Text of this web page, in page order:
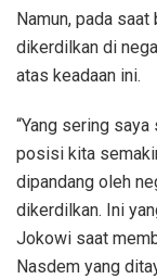
Namun, pada
dikerdilkan di
atas keadaan ini.
“Yang sering
posisi kita
dipandang oleh
dikerdilkan. Ini
Jokowi saat
Nasdem yang